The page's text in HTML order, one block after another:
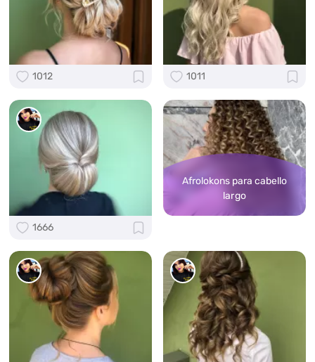
1012 1011
1666
Afrolokons para cabello
largo